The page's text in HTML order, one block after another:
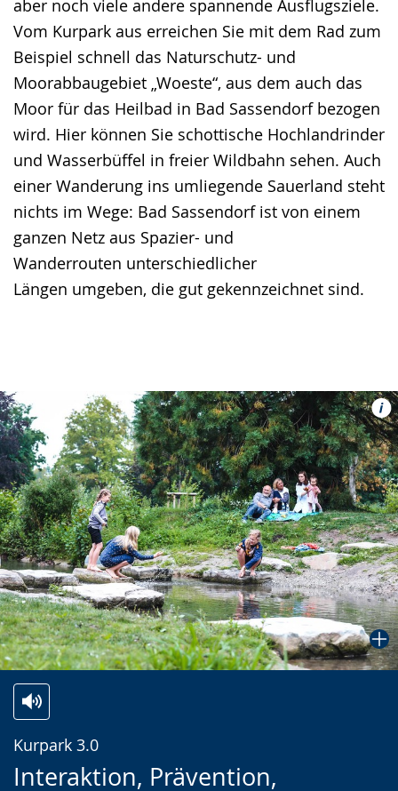
aber noch viele andere spannende Ausflugsziele.
Vom Kurpark aus erreichen Sie mit dem Rad zum
Beispiel schnell das Naturschutz- und
Moorabbaugebiet „Woeste“, aus dem auch das
Moor für das Heilbad in Bad Sassendorf bezogen
wird. Hier können Sie schottische Hochlandrinder
und Wasserbüffel in freier Wildbahn sehen. Auch
einer Wanderung ins umliegende Sauerland steht
nichts im Wege: Bad Sassendorf ist von einem
ganzen Netz aus Spazier- und
Wanderrouten unterschiedlicher
Längen umgeben, die gut gekennzeichnet sind.
Kurpark 3.0
Interaktion, Prävention,
Leichten
Sprache
Audio-
Unterstützung.
Video
in